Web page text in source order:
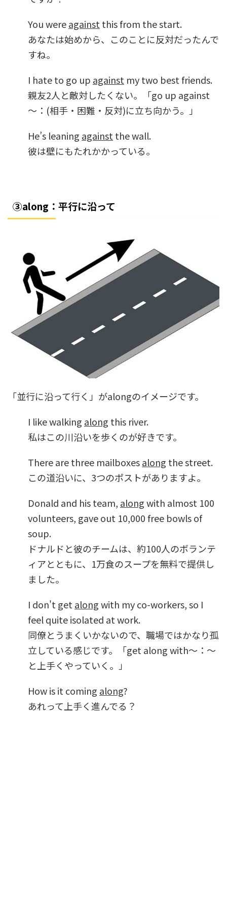
You wereagainst this from the start.
あなたは始めから、このことに反対だったんで
すね。
I hate to go up against my two best friends.
親友2人と敵対したくない。「go up against
～：(相手・困難・反対)に立ち向かう。」
He’s leaning against the wall.
彼は壁にもたれかかっている。
③along：平行に沿って
「並行に沿って行く」がalongのイメージです。
I like walking along this river.
私はこの川沿いを歩くのが好きです。
There are three mailboxesalong the street.
この道沿いに、3つのポストがありますよ。
Donald and his team, alongwith almost 100
volunteers, gave out 10,000 free bowls of
soup.
ドナルドと彼のチームは、約100人のボランテ
ィアとともに、1万食のスープを無料で提供し
ました。
I don't get alongwith my co-workers, so I
feel quite isolated at work.
同僚とうまくいかないので、職場ではかなり孤
立している感じです。「get along with～：～
と上手くやっていく。」
How is it coming along?
あれって上手く進んでる？